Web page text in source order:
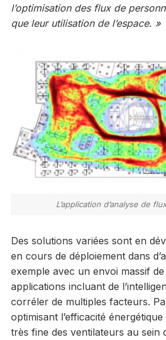
l’optimisation des flux de
que leur utilisation de l’espace. »
L’application d’analyse de
Des solutions variées sont en
en cours de déploiement dans
exemple avec un envoi massif
applications incluant de
corréler de multiples facteurs.
optimisant l’efficacité
très fine des ventilateurs au sein